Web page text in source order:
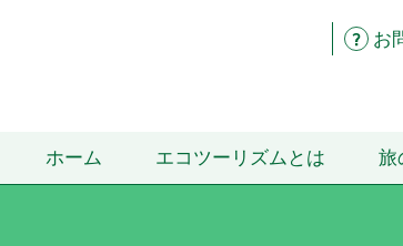
お
ホーム エコツーリズムとは 旅